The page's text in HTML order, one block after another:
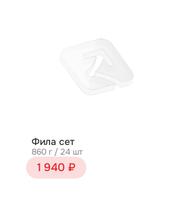
Фила сет
860 г / 24 шт
1 940 ₽